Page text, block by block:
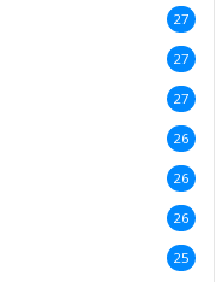
27
27
27
26
26
26
25